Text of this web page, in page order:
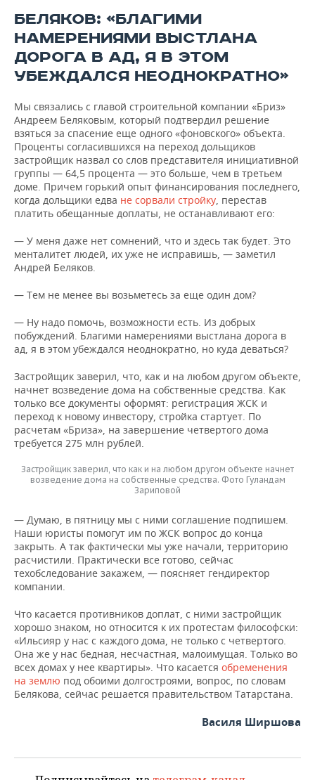
БЕЛЯКОВ: «БЛАГИМИ
НАМЕРЕНИЯМИ ВЫСТЛАНА
ДОРОГА В АД, Я В ЭТОМ
УБЕЖДАЛСЯ НЕОДНОКРАТНО»
Мы связались с главой строительной компании «Бриз»
Андреем Беляковым, который подтвердил решение
взяться за спасение еще одного «фоновского» объекта.
Проценты согласившихся на переход дольщиков
застройщик назвал со слов представителя инициативной
группы — 64,5 процента — это больше, чем в третьем
доме. Причем горький опыт финансирования последнего,
когда дольщики едва не сорвали стройку, перестав
платить обещанные доплаты, не останавливают его:
— У меня даже нет сомнений, что и здесь так будет. Это
менталитет людей, их уже не исправишь, — заметил
Андрей Беляков.
— Тем не менее вы возьметесь за еще один дом?
— Ну надо помочь, возможности есть. Из добрых
побуждений. Благими намерениями выстлана дорога в
ад, я в этом убеждался неоднократно, но куда деваться?
Застройщик заверил, что, как и на любом другом объекте,
начнет возведение дома на собственные средства. Как
только все документы оформят: регистрация ЖСК и
переход к новому инвестору, стройка стартует. По
расчетам «Бриза», на завершение четвертого дома
требуется 275 млн рублей.
Застройщик заверил, что как и на любом другом объекте начнет
возведение дома на собственные средства. Фото Гуландам
Зариповой
— Думаю, в пятницу мы с ними соглашение подпишем.
Наши юристы помогут им по ЖСК вопрос до конца
закрыть. А так фактически мы уже начали, территорию
расчистили. Практически все готово, сейчас
техобследование закажем, — поясняет гендиректор
компании.
Что касается противников доплат, с ними застройщик
хорошо знаком, но относится к их протестам философски:
«Ильсияр у нас с каждого дома, не только с четвертого.
Она же у нас бедная, несчастная, малоимущая. Только во
всех домах у нее квартиры». Что касается обременения
на землю под обоими долгостроями, вопрос, по словам
Белякова, сейчас решается правительством Татарстана.
Василя Ширшова